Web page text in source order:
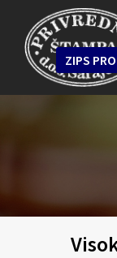
ZIPS PRO